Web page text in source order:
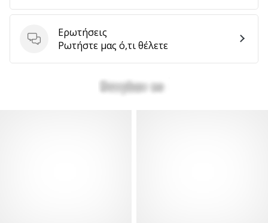
Ερωτήσεις
Ερωτήσεις
Ρωτήστε μας ό,τι θέλετε